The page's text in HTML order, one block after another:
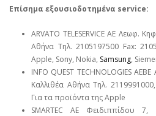
Επίσημα εξουσιοδοτημένα service:
ARVATO TELESERVICE ΑΕ Λεωφ.
Αθήνα Τηλ. 2105197500 Fax:
Apple, Sony, Nokia, Samsung,
INFO QUEST TECHNOLOGIES
Καλλιθέα Αθήνα Τηλ.
Για τα προϊόντα της Apple
SMARTEC ΑΕ Φειδιππίδου